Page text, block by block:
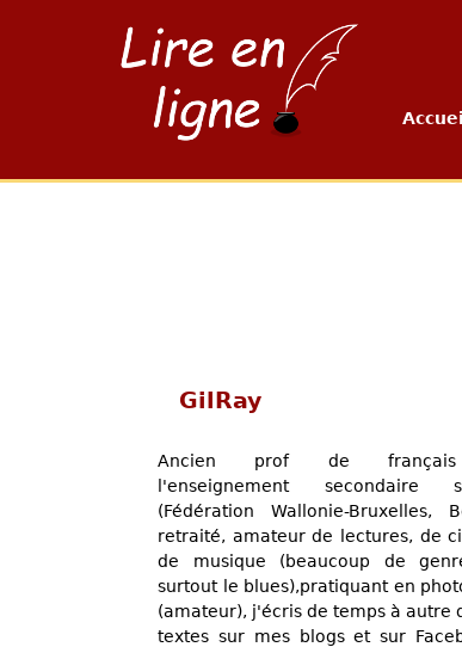
Accueil
GilRay
Ancien prof de
l'enseignement secondaire
(Fédération Wallonie-Bruxelles,
retraité, amateur de lectures, de
de musique (beaucoup de
surtout le blues),pratiquant en
(amateur), j'écris de temps à autre
textes sur mes blogs et sur